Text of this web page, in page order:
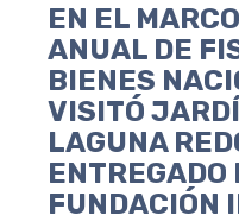
EN EL
ANUAL DE
BIENES
VISITÓ
LAGUNA
ENTREGADO
FUNDACIÓN